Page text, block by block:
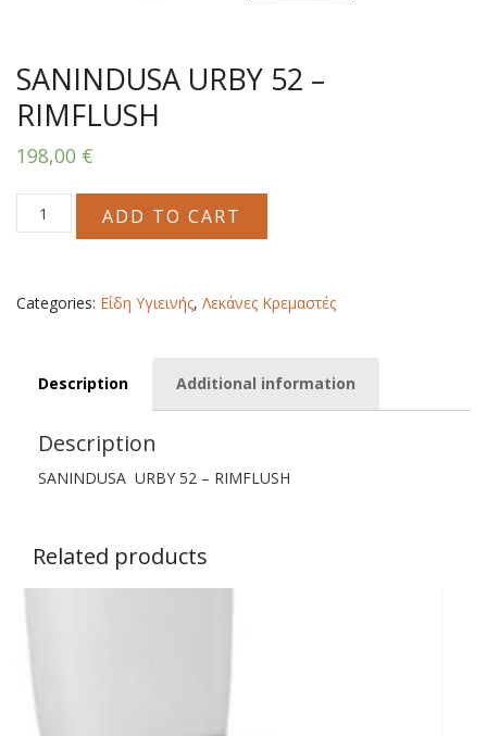
SANINDUSA URBY 52 –
RIMFLUSH
198,00 €
SANINDUSA
URBY
RIMFLUSH
quantity
ADD TO CART
Categories: Είδη Υγιεινής, Λεκάνες Κρεμαστές
Description Additional information
Description
SANINDUSA URBY 52 – RIMFLUSH
Related products